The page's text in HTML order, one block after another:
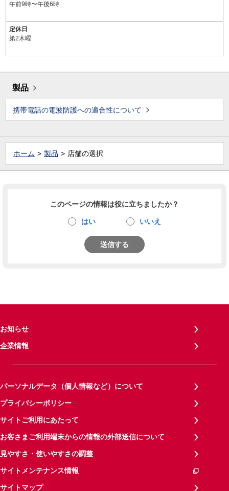
午前9時〜午後6時
定休日
第2木曜
製品
携帯電話の電波防護への適合性について
ホーム 製品 店舗の選択
このページの情報は役に立ちましたか？
はい いいえ
送信する
お知らせ
企業情報
パーソナルデータ（個人情報など）について
プライバシーポリシー
サイトご利用にあたって
お客さまご利用端末からの情報の外部送信について
見やすさ・使いやすさの調整
サイトメンテナンス情報
サイトマップ